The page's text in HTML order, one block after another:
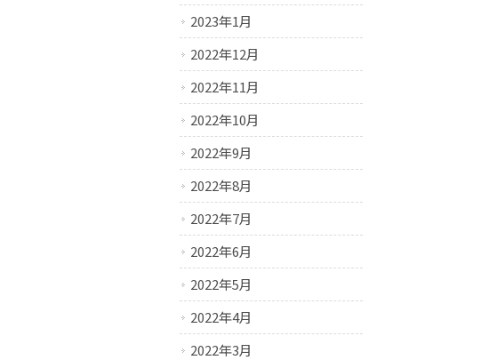
2023年1月
2022年12月
2022年11月
2022年10月
2022年9月
2022年8月
2022年7月
2022年6月
2022年5月
2022年4月
2022年3月